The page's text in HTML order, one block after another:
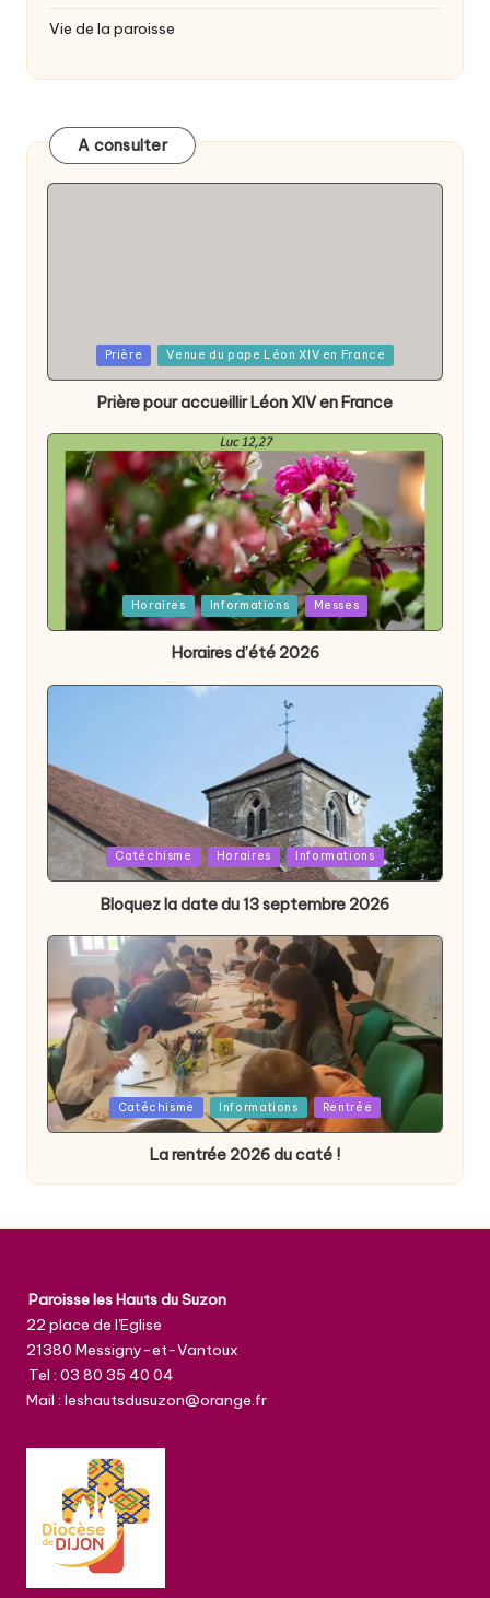
Vie de la paroisse
A consulter
Posted
in
Prière Venue du pape Léon XIV en France
Prière pour accueillir Léon XIV en France
Posted
in
Horaires Informations Messes
Horaires d’été 2026
Posted
in
Catéchisme Horaires Informations
Bloquez la date du 13 septembre 2026
Posted
in
Catéchisme Informations Rentrée
La rentrée 2026 du caté !
Paroisse les Hauts du Suzon
22 place de l'Eglise
21380 Messigny-et-Vantoux
Tel : 03 80 35 40 04
Mail : leshautsdusuzon@orange.fr